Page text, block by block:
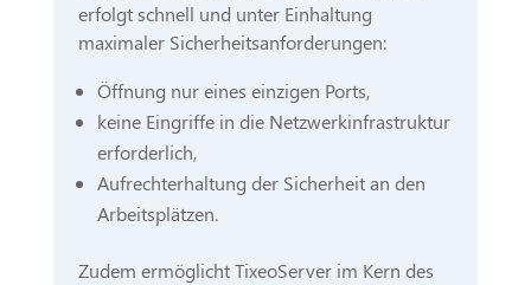
erfolgt schnell und unter Einhaltung
maximaler Sicherheitsanforderungen:
Öffnung nur eines einzigen Ports,
keine Eingriffe in die Netzwerkinfrastruktur
erforderlich,
Aufrechterhaltung der Sicherheit an den
Arbeitsplätzen.
Zudem ermöglicht TixeoServer im Kern des